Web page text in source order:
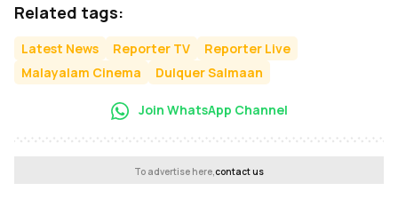
Related tags:
Latest News Reporter TV
Reporter Live
Malayalam Cinema
Dulquer Salmaan
Join WhatsApp Channel
To advertise here,contact us